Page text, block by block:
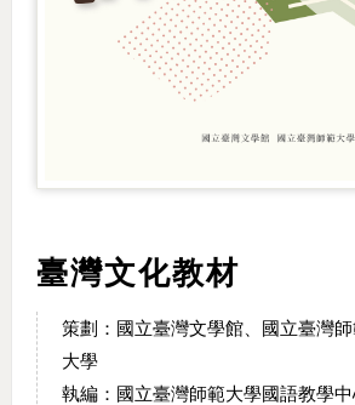
臺灣文化教材
策劃：國立臺灣文學館、國立臺灣師
大學
執編：國立臺灣師範大學國語教學